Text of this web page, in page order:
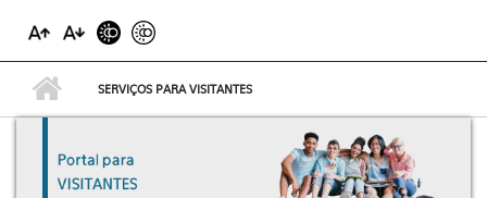
SERVIÇOS PARA VISITANTES